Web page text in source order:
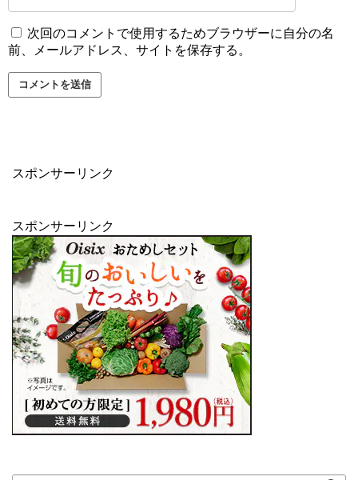
次回のコメントで使用するためブラウザーに自分の名
前、メールアドレス、サイトを保存する。
スポンサーリンク
スポンサーリンク